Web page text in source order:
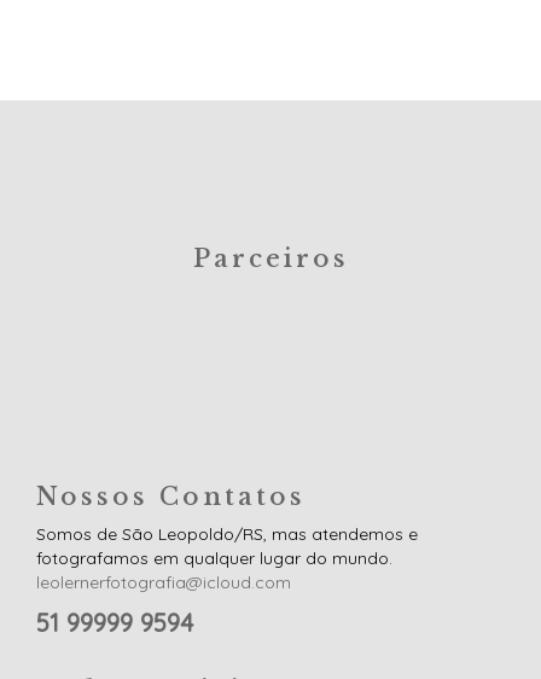
Parceiros
Nossos Contatos
Somos de São Leopoldo/RS, mas atendemos e
fotografamos em qualquer lugar do mundo.
leolernerfotografia@icloud.com
51 99999 9594